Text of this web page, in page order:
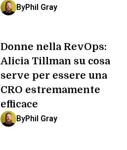
ByPhil Gray
Donne nella RevOps:
Alicia Tillman su cosa
serve per essere una
CRO estremamente
efficace
ByPhil Gray